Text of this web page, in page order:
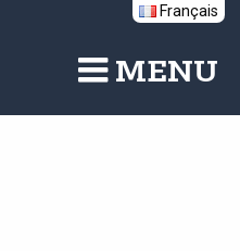
Français
MENU